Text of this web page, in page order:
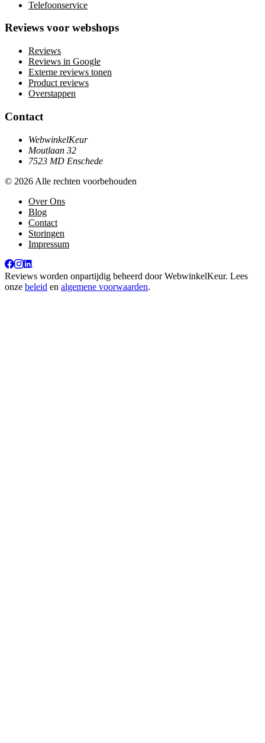
Telefoonservice
Reviews voor webshops
Reviews
Reviews in Google
Externe reviews tonen
Product reviews
Overstappen
Contact
WebwinkelKeur
Moutlaan 32
7523 MD Enschede
© 2026 Alle rechten voorbehouden
Over Ons
Blog
Contact
Storingen
Impressum
Reviews worden onpartijdig beheerd doorWebwinkelKeur. Lees
onze beleid en algemene voorwaarden.